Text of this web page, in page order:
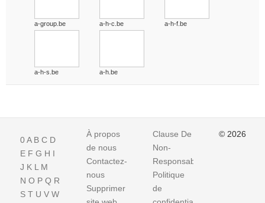
a-group.be a-h-c.be a-h-f.be
a-h-s.be a-h.be
0A B C D
E F G H I
J K L M
N O P Q R
S T U V W
À propos
de nous
Contactez-
nous
Supprimer
Clause De
Non-
Responsabilite
Politique
de
© 2026